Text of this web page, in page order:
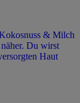
& Milch
Du wirst
Haut